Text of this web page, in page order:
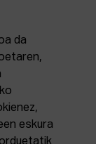
da
eskura